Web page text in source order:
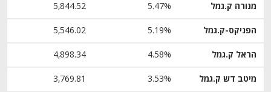
מנורה ק.גמל
5.47%
5,844.52
הפניקס-ק.גמל 5.19%
5,546.02
הראל ק.גמל 4.58%
4,898.34
מיטב דש ק.גמל 3.53%
3,769.81